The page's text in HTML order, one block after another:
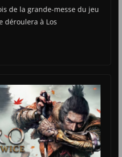
de la grande-messe du jeu
déroulera à Los